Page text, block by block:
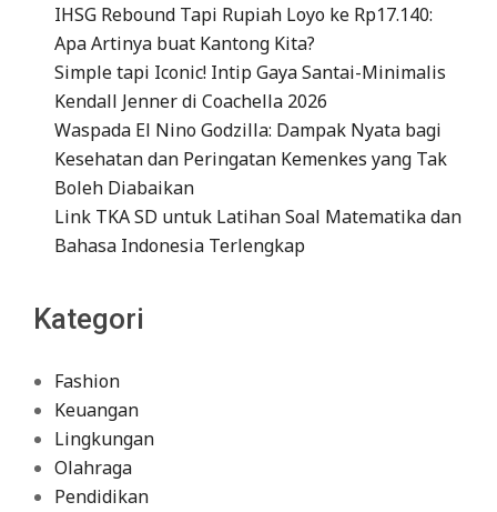
IHSG Rebound Tapi Rupiah Loyo ke Rp17.140:
Apa Artinya buat Kantong Kita?
Simple tapi Iconic! Intip Gaya Santai-Minimalis
Kendall Jenner di Coachella 2026
Waspada El Nino Godzilla: Dampak Nyata bagi
Kesehatan dan Peringatan Kemenkes yang Tak
Boleh Diabaikan
Link TKA SD untuk Latihan Soal Matematika dan
Bahasa Indonesia Terlengkap
Kategori
Fashion
Keuangan
Lingkungan
Olahraga
Pendidikan